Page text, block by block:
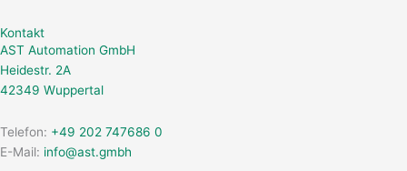
e
n
n
c
h
Kontakt
AST Automation GmbH
Heidestr. 2A
42349 Wuppertal
Telefon: +49 202 747686 0
E-Mail: info@ast.gmbh